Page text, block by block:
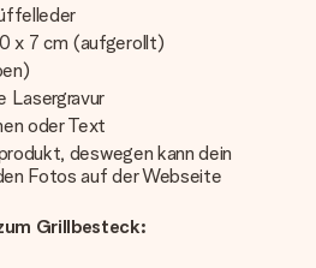
x 7 cm (aufgerollt)
Lasergravur
oder Text
deswegen kann dein
Fotos auf der Webseite
Grillbesteck: